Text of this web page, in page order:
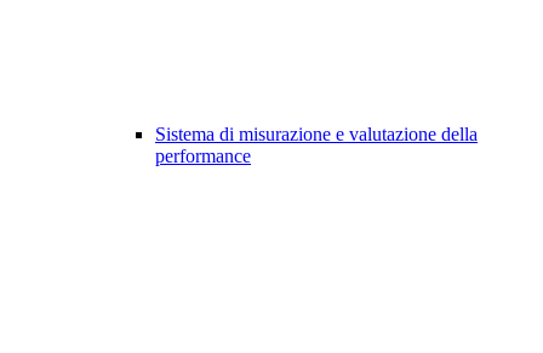
Sistema di misurazione e valutazione della
performance